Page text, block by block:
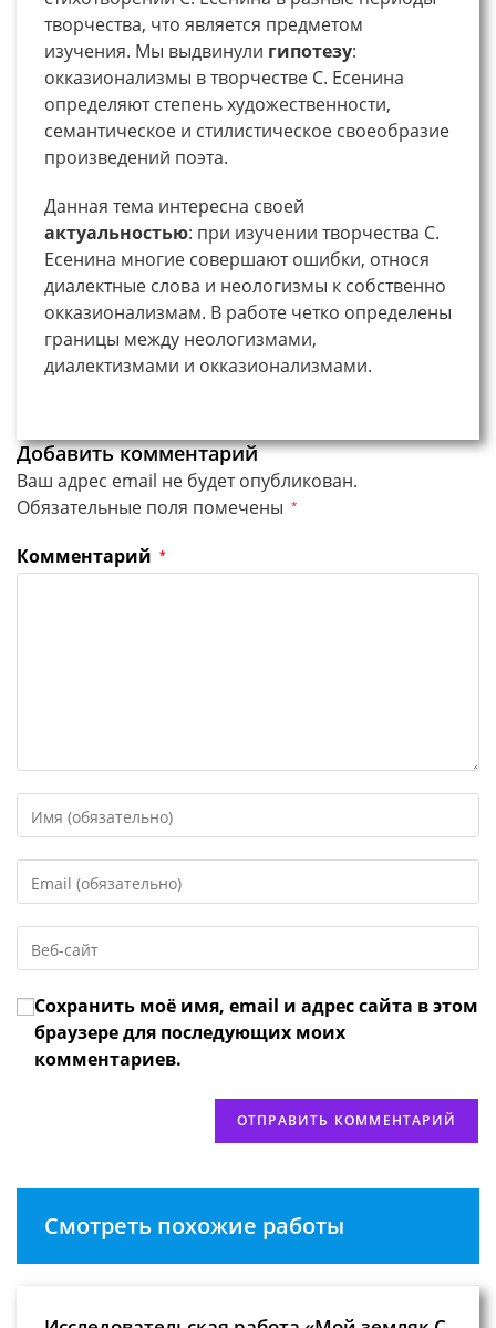
творчества, что является предметом
изучения. Мы выдвинули гипотезу:
окказионализмы в творчестве С. Есенина
определяют степень художественности,
семантическое и стилистическое своеобразие
произведений поэта.
Данная тема интересна своей
актуальностью: при изучении творчества С.
Есенина многие совершают ошибки, относя
диалектные слова и неологизмы к собственно
окказионализмам. В работе четко определены
границы между неологизмами,
диалектизмами и окказионализмами.
Добавить комментарий
Ваш адрес email не будет опубликован.
Обязательные поля помечены *
Комментарий *
свое
или
имя
чтобы
прокомментировать
свой
адрес,
чтобы
URL
веб-
сайта
(необязательно)
Сохранить моё имя, email и адрес сайта в этом
браузере для последующих моих
комментариев.
Смотреть похожие работы